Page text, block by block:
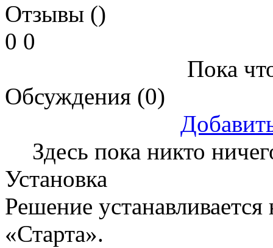
Отзывы ()
0 0
Пока
Обсуждения (0)
Здесь пока никто
Установка
Решение
«Старта».